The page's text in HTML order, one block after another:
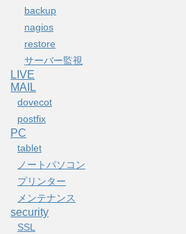
backup
nagios
restore
サーバー監視
LIVE
MAIL
dovecot
postfix
PC
tablet
ノートパソコン
プリンター
メンテナンス
security
SSL